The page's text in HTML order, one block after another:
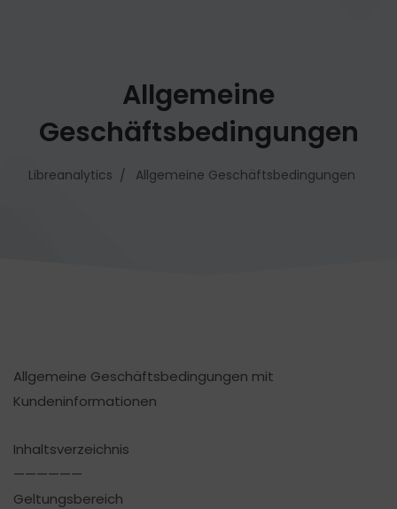
Allgemeine
Geschäftsbedingungen
Libreanalytics Allgemeine Geschäftsbedingungen
Allgemeine Geschäftsbedingungen mit
Kundeninformationen
Inhaltsverzeichnis
——————
Geltungsbereich